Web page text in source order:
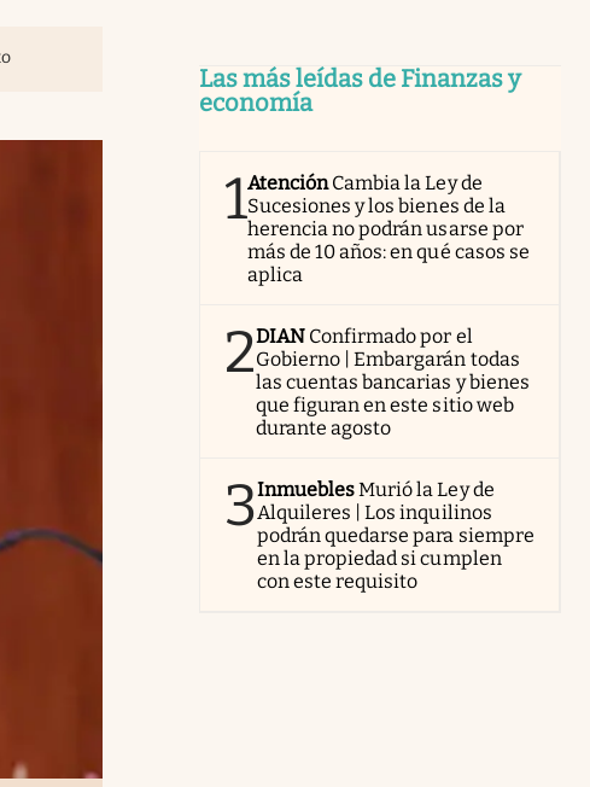
Las más leídas de Finanzas y
economía
1AtenciónCambia la Ley de
Sucesiones y los bienes de la
herencia no podrán usarse por
más de 10 años: en qué casos se
aplica
2DIAN Confirmado por el
Gobierno | Embargarán todas
las cuentas bancarias y bienes
que figuran en este sitio web
durante agosto
3InmueblesMurió la Ley de
Alquileres | Los inquilinos
podrán quedarse para siempre
en la propiedad si cumplen
con este requisito